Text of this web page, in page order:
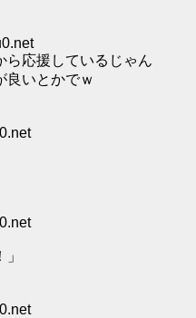
ら応援しているじゃん
良いとかでｗ